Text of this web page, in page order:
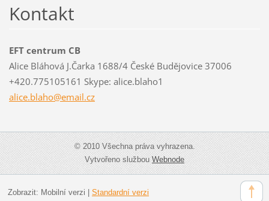
Kontakt
EFT centrum CB
Alice Bláhová J.Čarka 1688/4 České Budějovice 37006
+420.775105161 Skype: alice.blaho1
alice.blaho@email.cz
© 2010 Všechna práva vyhrazena.
Vytvořeno službouWebnode
Zobrazit: Mobilní verzi Standardní verzi